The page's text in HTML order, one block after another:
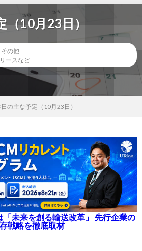
（10月23日）
その他
ースなど
の主な予定（10月23日）
「未来を創る輸送改革」 先行企業の
戦略を徹底取材